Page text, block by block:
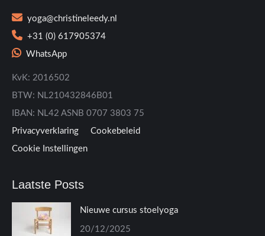
yoga@christineleedy.nl
+31 (0) 617905374
WhatsApp
KvK: 2016502
BTW: NL210432846B01
IBAN: NL42 ASNB 0707 3803 75
Privacyverklaring
Cookebeleid
Cookie Instellingen
Laatste Posts
Nieuwe cursus stoelyoga
20/12/2025